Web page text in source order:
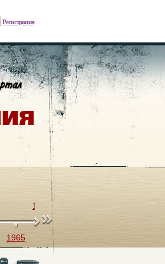
Регистрация
1965
1966